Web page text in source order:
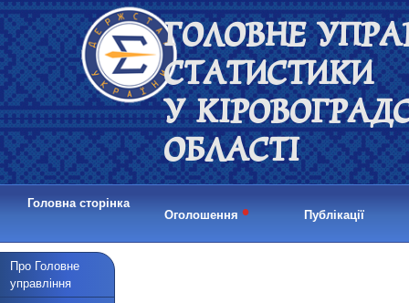
ГОЛОВНЕ
СТАТИСТИКИ
У
ОБЛАСТІ
Головна сторінка
Оголошення • Публікації
Про Головне
управління